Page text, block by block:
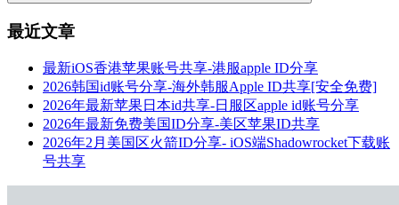
最近文章
最新iOS香港苹果账号共享-港服apple ID分享
2026韩国id账号分享-海外韩服Apple ID共享[安全免费]
2026年最新苹果日本id共享-日服区apple id账号分享
2026年最新免费美国ID分享-美区苹果ID共享
2026年2月美国区火箭ID分享- iOS端Shadowrocket下载账
号共享